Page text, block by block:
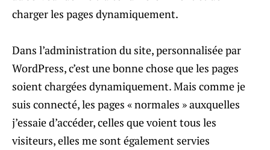
charger les pages dynamiquement.
Dans l’administration du site, personnalisée par
WordPress, c’est une bonne chose que les pages
soient chargées dynamiquement. Mais comme je
suis connecté, les pages « normales » auxquelles
j’essaie d’accéder, celles que voient tous les
visiteurs, elles me sont également servies